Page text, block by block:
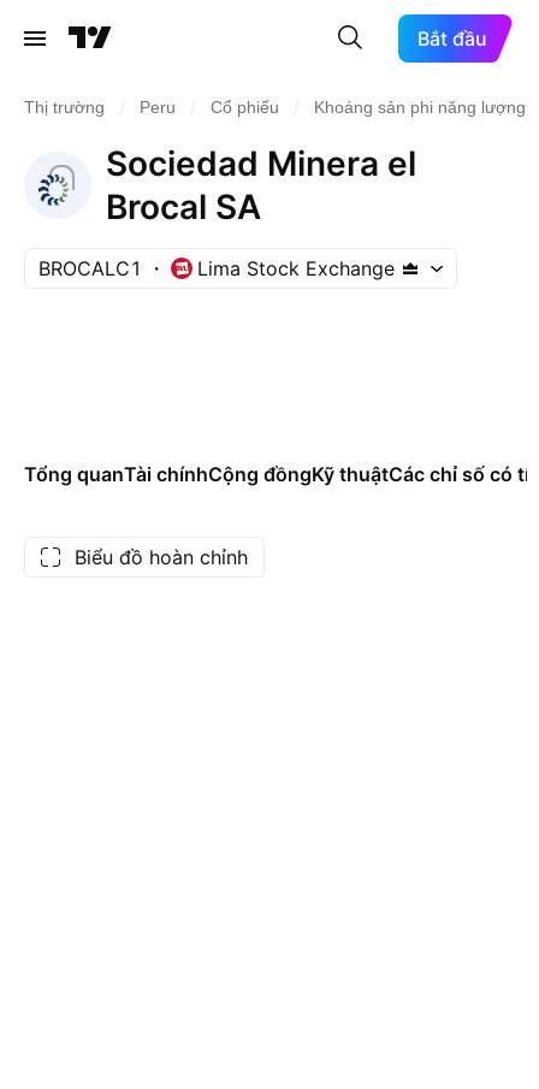
Bắt đầu
Thị trường Peru Cổ phiếu Khoáng sản phi năng lượng
Sociedad Minera el
Brocal SA
BROCALC1 Lima Stock Exchange
Tổng quanTài chínhCộng đồngKỹ thuậtCác chỉ số có
Biểu đồ hoàn chỉnh